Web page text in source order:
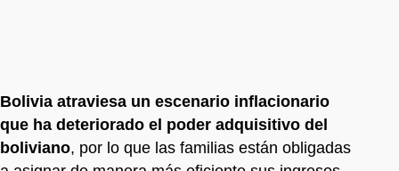
Bolivia atraviesa un escenario inflacionario
que ha deteriorado el poder adquisitivo del
boliviano, por lo que las familias están obligadas